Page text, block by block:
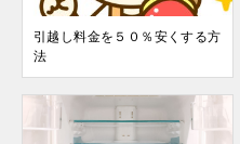
引越し料金を５０％安くする方
法